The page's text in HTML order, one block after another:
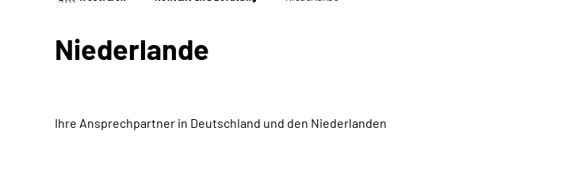
Niederlande
Ihre Ansprechpartner in Deutschland und den Niederlanden